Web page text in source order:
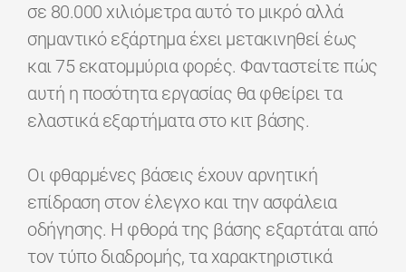
σε 80.000 χιλιόμετρα αυτό το μικρό αλλά
σημαντικό εξάρτημα έχει μετακινηθεί έως
και 75 εκατομμύρια φορές. Φανταστείτε πώς
αυτή η ποσότητα εργασίας θα φθείρει τα
ελαστικά εξαρτήματα στο κιτ βάσης.
Οι φθαρμένες βάσεις έχουν αρνητική
επίδραση στον έλεγχο και την ασφάλεια
οδήγησης. Η φθορά της βάσης εξαρτάται από
τον τύπο διαδρομής, τα χαρακτηριστικά